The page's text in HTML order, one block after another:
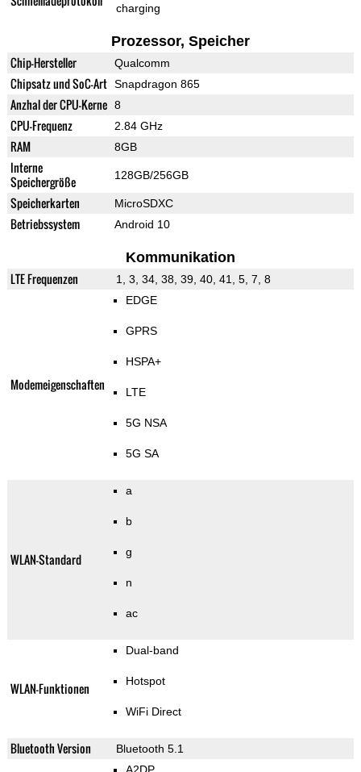
charging
Prozessor, Speicher
Chip-Hersteller Qualcomm
Chipsatz und SoC-Art Snapdragon 865
Anzhal der CPU-Kerne 8
CPU-Frequenz 2.84 GHz
RAM 8GB
Interne
Speichergröße
128GB/256GB
Speicherkarten MicroSDXC
Betriebssystem Android 10
Kommunikation
LTE Frequenzen 1, 3, 34, 38, 39, 40, 41, 5, 7, 8
Modemeigenschaften
EDGE
GPRS
HSPA+
LTE
5G NSA
5G SA
WLAN-Standard
a
b
g
n
ac
WLAN-Funktionen
Dual-band
Hotspot
WiFi Direct
Bluetooth Version Bluetooth 5.1